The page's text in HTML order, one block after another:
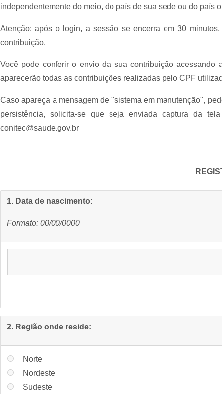
independentemente do meio, do país de sua sede ou do país
Atenção: após o login, a sessão se encerra em 30
contribuição.
Você pode conferir o envio da sua contribuição
aparecerão todas as contribuições realizadas pelo CPF
Caso apareça a mensagem de "sistema em manutenção",
persistência, solicita-se que seja enviada captura da
conitec@saude.gov.br
1. Data de nascimento:
Formato: 00/00/0000
2. Região onde reside:
Norte
Nordeste
Sudeste